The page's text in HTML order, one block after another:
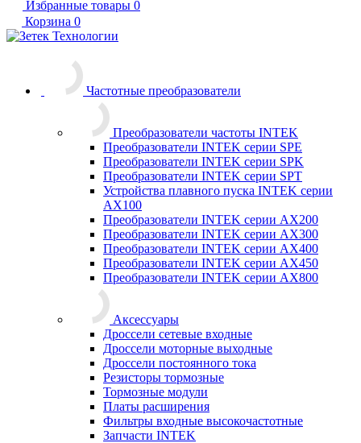
Избранные товары 0
Корзина 0
Частотные преобразователи
Преобразователи частоты INTEK
Преобразователи INTEK серии SPE
Преобразователи INTEK серии SPK
Преобразователи INTEK серии SPT
Устройства плавного пуска INTEK серии
AX100
Преобразователи INTEK серии AX200
Преобразователи INTEK серии AX300
Преобразователи INTEK серии AX400
Преобразователи INTEK серии AX450
Преобразователи INTEK серии AX800
Аксессуары
Дроссели сетевые входные
Дроссели моторные выходные
Дроссели постоянного тока
Резисторы тормозные
Тормозные модули
Платы расширения
Фильтры входные высокочастотные
Запчасти INTEK